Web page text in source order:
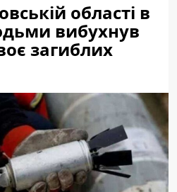
області в
вибухнув
загиблих